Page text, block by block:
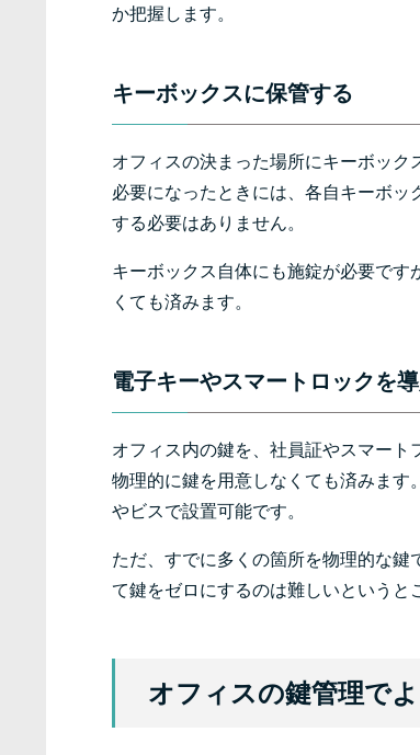
か把握します。
キーボックスに保管する
オフィスの決まった場所にキーボッ
必要になったときには、各自キーボッ
する必要はありません。
キーボックス自体にも施錠が必要で
くても済みます。
電子キーやスマートロックを
オフィス内の鍵を、社員証やスマート
物理的に鍵を用意しなくても済みま
やビスで設置可能です。
ただ、すでに多くの箇所を物理的な鍵
て鍵をゼロにするのは難しいというと
オフィスの鍵管理で